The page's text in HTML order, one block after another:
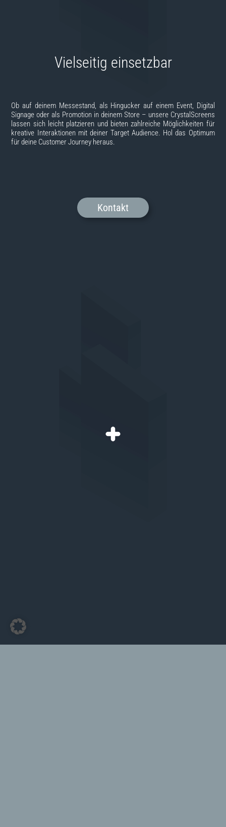
Vielseitig einsetzbar
Ob auf deinem Messestand, als Hingucker auf einem Event, Digital
Signage oder als Promotion in deinem Store – unsere CrystalScreens
lassen sich leicht platzieren und bieten zahlreiche Möglichkeiten für
kreative Interaktionen mit deiner Target Audience. Hol das Optimum
für deine Customer Journey heraus.
Kontakt